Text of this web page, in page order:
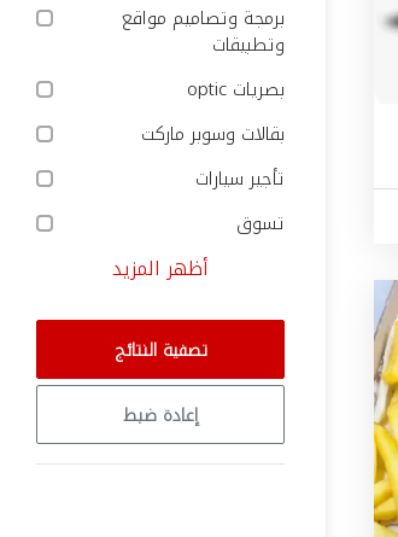
برمجة وتصاميم مواقع
وتطبيقات
بصريات optic
بقالات وسوبر ماركت
تأجير سيارات
تسوق
أظهر المزيد
تصفية النتائج
إعادة ضبط